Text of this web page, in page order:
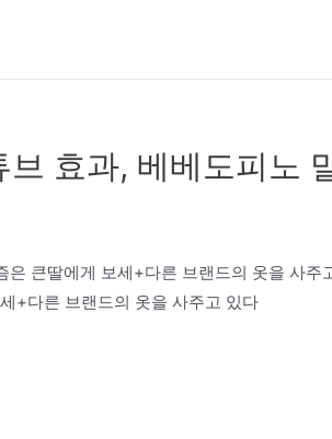
효과, 베베도피노
큰딸에게 보세+다른 브랜드의 옷을 사주
+다른 브랜드의 옷을 사주고 있다